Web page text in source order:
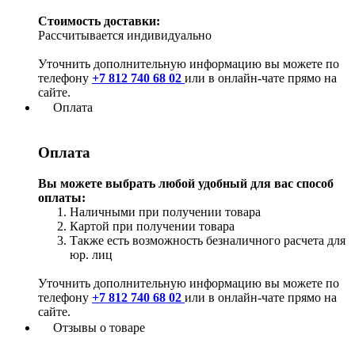
Стоимость доставки:
Рассчитывается индивидуально
Уточнить дополнительную информацию вы можете по
телефону +7 812 740 68 02 или в онлайн-чате прямо на
сайте.
Оплата
Оплата
Вы можете выбрать любой удобный для вас способ
оплаты:
Наличными при получении товара
Картой при получении товара
Также есть возможность безналичного расчета для
юр. лиц
Уточнить дополнительную информацию вы можете по
телефону +7 812 740 68 02 или в онлайн-чате прямо на
сайте.
Отзывы о товаре